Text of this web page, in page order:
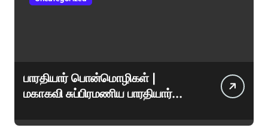
பாரதியார் பொன்மொழிகள் |
மகாகவி சுப்பிரமணிய பாரதியார்
ஊக்கமளிக்கும் வாசகங்கள்